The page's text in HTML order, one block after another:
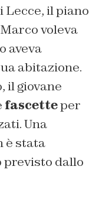
il piano
voleva
aveva
abitazione.
il giovane
fascetteper
Una
è stata
previsto dallo